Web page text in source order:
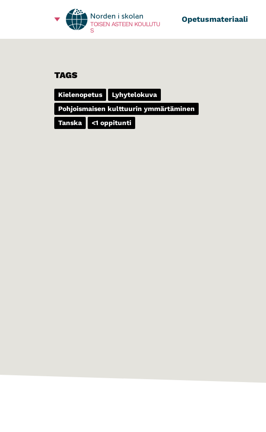
TOISEN ASTEEN KOULUTU
S
Opetusmateriaali
TAGS
Kielenopetus
Lyhytelokuva
Pohjoismaisen kulttuurin ymmärtäminen
Tanska
<1 oppitunti